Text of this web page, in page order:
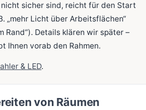
nicht sicher sind, reicht für den Start
„mehr Licht über Arbeitsflächen“
Rand“). Details klären wir später –
Ihnen vorab den Rahmen.
& LED.
von Räumen